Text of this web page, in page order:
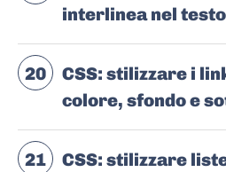
interlinea nel testo
20
CSS: stilizzare i
colore, sfondo e
21 CSS: stilizzare